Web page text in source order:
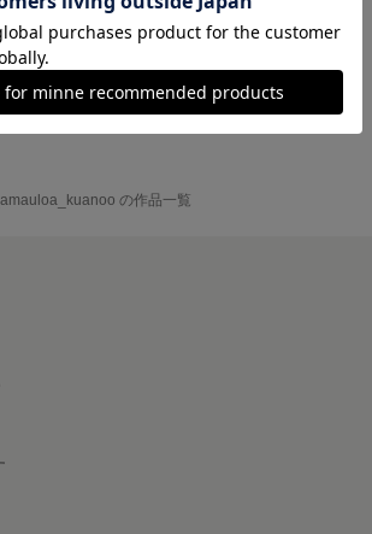
タツノオトシゴ×ターコイズピアス(p_2)
珊瑚×ターコイズピアス(p_1)
の作品一覧